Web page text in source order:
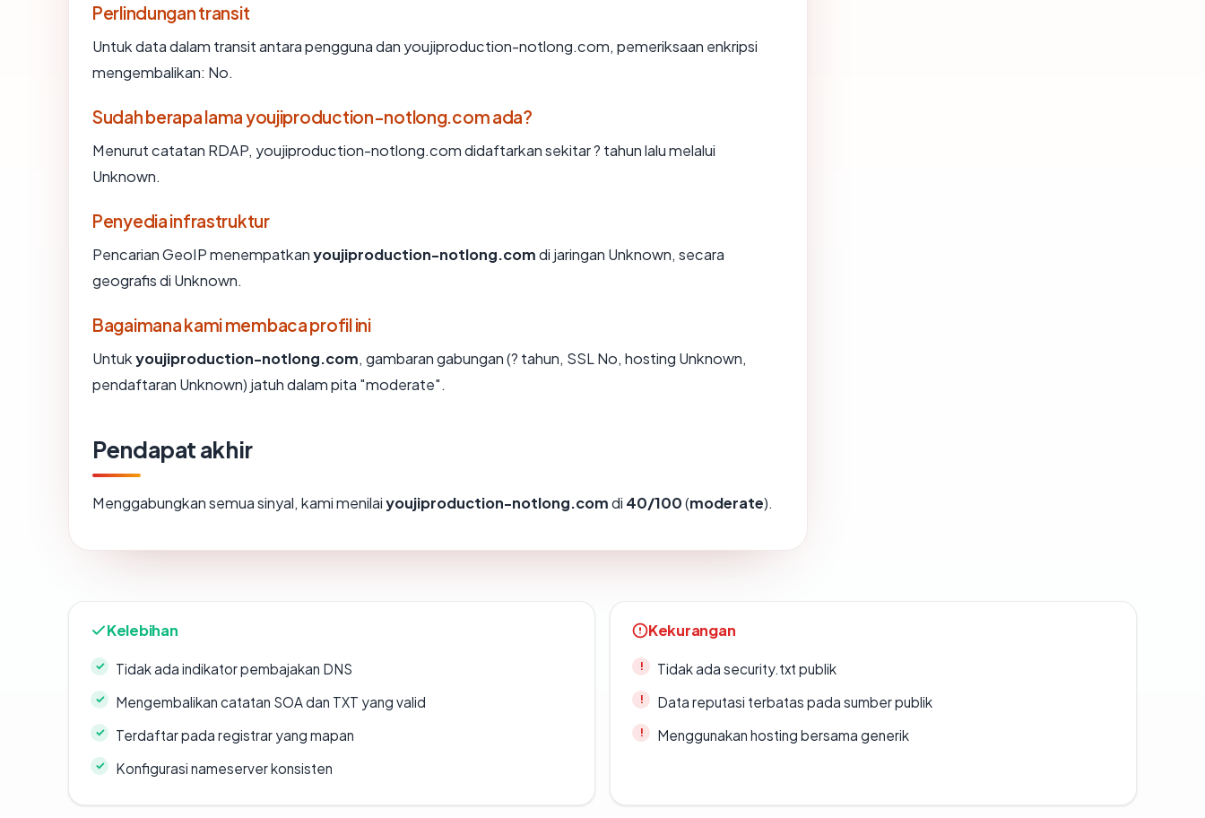
Perlindungan transit
Untuk data dalam transit antara pengguna dan youjiproduction-notlong.com, pemeriksaan enkripsi
mengembalikan: No.
Sudah berapa lama youjiproduction-notlong.com ada?
Menurut catatan RDAP, youjiproduction-notlong.com didaftarkan sekitar ? tahun lalu melalui
Unknown.
Penyedia infrastruktur
Pencarian GeoIP menempatkanyoujiproduction-notlong.comdi jaringan Unknown, secara
geografis di Unknown.
Bagaimana kami membaca profil ini
Untukyoujiproduction-notlong.com, gambaran gabungan (? tahun, SSL No, hosting Unknown,
pendaftaran Unknown) jatuh dalam pita "moderate".
Pendapat akhir
Menggabungkan semua sinyal, kami menilaiyoujiproduction-notlong.comdi 40/100(moderate).
Kelebihan
Tidak ada indikator pembajakan DNS
Mengembalikan catatan SOA dan TXT yang valid
Terdaftar pada registrar yang mapan
Konfigurasi nameserver konsisten
Kekurangan
Tidak ada security.txt publik
Data reputasi terbatas pada sumber publik
Menggunakan hosting bersama generik